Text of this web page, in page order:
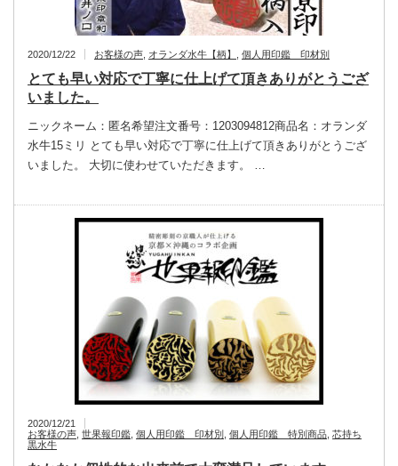
2020/12/22 お客様の声 オランダ水牛【柄】 個人用印鑑 印材別
とても早い対応で丁寧に仕上げて頂きありがとうござ
いました。
ニックネーム：匿名希望注文番号：1203094812商品名：オランダ
水牛15ミリ とても早い対応で丁寧に仕上げて頂きありがとうござ
いました。 大切に使わせていただきます。 …
2020/12/21
お客様の声 世果報印鑑 個人用印鑑 印材別 個人用印鑑 特別商品 芯持ち
黒水牛